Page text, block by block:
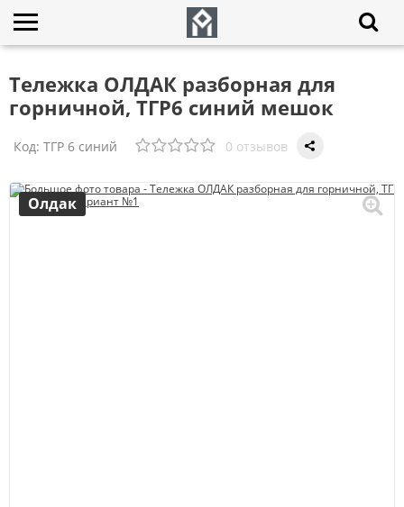
Тележка ОЛДАК разборная для
горничной, ТГР6 синий мешок
Код: ТГР 6 синий 0 отзывов
Олдак